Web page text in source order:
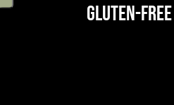
Gluten-